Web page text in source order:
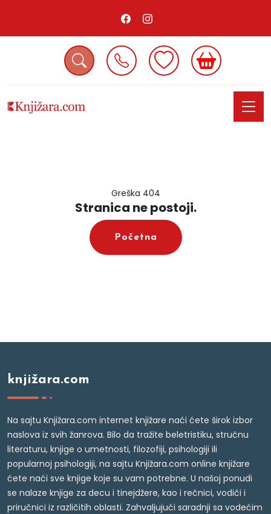
Greška 404
Stranica ne postoji.
Početna
knjižara.com
Na sajtu Knjižara.com internet knjižare naći ćete širok izbor
naslova iz svih žanrova. Bilo da tražite beletristiku, stručnu
literaturu, knjige o umetnosti, filozofiji, psihologiji ili
popularnoj psihologiji, na sajtu Knjižara.com online knjižare
ćete naći sve knjige koje su vam potrebne. U našoj ponudi
se nalaze knjige za decu i tinejdžere, kao i rečnici, vodiči i
priručnici iz različitih oblasti. Zahvaljujući saradnji sa vodećim